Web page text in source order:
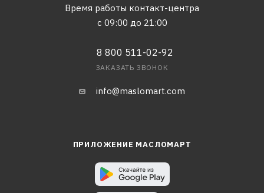
Время работы контакт-центра
с 09:00 до 21:00
8 800 511-02-92
ЗАКАЗАТЬ ЗВОНОК
info@maslomart.com
ПРИЛОЖЕНИЕ МАСЛОМАРТ